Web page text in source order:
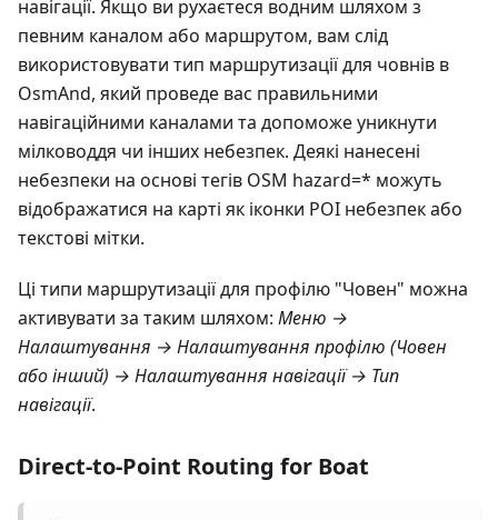
навігації. Якщо ви рухаєтеся водним шляхом з
певним каналом або маршрутом, вам слід
використовувати тип маршрутизації для човнів в
OsmAnd, який проведе вас правильними
навігаційними каналами та допоможе уникнути
мілководдя чи інших небезпек. Деякі нанесені
небезпеки на основі тегів OSM hazard=* можуть
відображатися на карті як іконки POI небезпек або
текстові мітки.
Ці типи маршрутизації для профілю "Човен" можна
активувати за таким шляхом: Меню →
Налаштування → Налаштування профілю (Човен
або інший) → Налаштування навігації → Тип
навігації.
Direct-to-Point Routing for Boat